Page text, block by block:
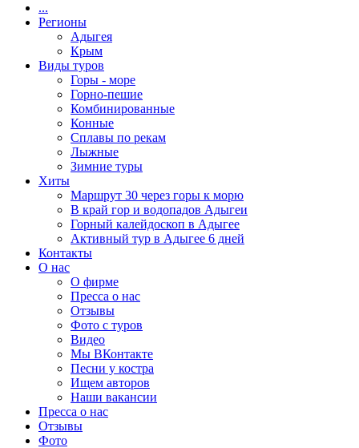
...
Регионы
Адыгея
Крым
Виды туров
Горы - море
Горно-пешие
Комбинированные
Конные
Сплавы по рекам
Лыжные
Зимние туры
Хиты
Маршрут 30 через горы к морю
В край гор и водопадов Адыгеи
Горный калейдоскоп в Адыгее
Активный тур в Адыгее 6 дней
Контакты
О нас
О фирме
Пресса о нас
Отзывы
Фото с туров
Видео
Мы ВКонтакте
Песни у костра
Ищем авторов
Наши вакансии
Пресса о нас
Отзывы
Фото